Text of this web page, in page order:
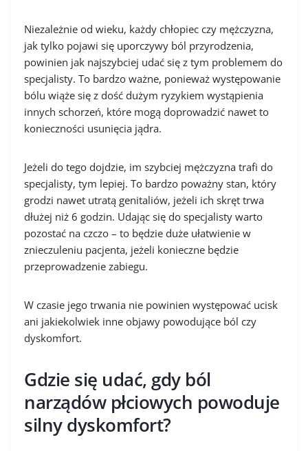
Niezależnie od wieku, każdy chłopiec czy mężczyzna,
jak tylko pojawi się uporczywy ból przyrodzenia,
powinien jak najszybciej udać się z tym problemem do
specjalisty. To bardzo ważne, ponieważ występowanie
bólu wiąże się z dość dużym ryzykiem wystąpienia
innych schorzeń, które mogą doprowadzić nawet to
konieczności usunięcia jądra.
Jeżeli do tego dojdzie, im szybciej mężczyzna trafi do
specjalisty, tym lepiej. To bardzo poważny stan, który
grodzi nawet utratą genitaliów, jeżeli ich skręt trwa
dłużej niż 6 godzin. Udając się do specjalisty warto
pozostać na czczo – to będzie duże ułatwienie w
znieczuleniu pacjenta, jeżeli konieczne będzie
przeprowadzenie zabiegu.
W czasie jego trwania nie powinien występować ucisk
ani jakiekolwiek inne objawy powodujące ból czy
dyskomfort.
Gdzie się udać, gdy ból
narządów płciowych powoduje
silny dyskomfort?